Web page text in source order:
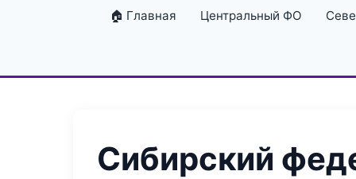
🏠 Главная Центральный ФО
Сибирский